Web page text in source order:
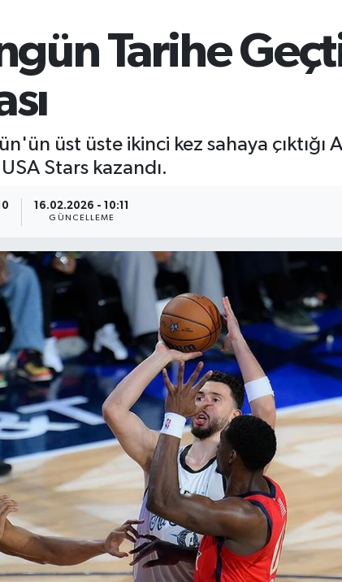
Tarihe
üst üste ikinci kez sahaya
Stars kazandı.
16.02.2026 - 10:11
GÜNCELLEME